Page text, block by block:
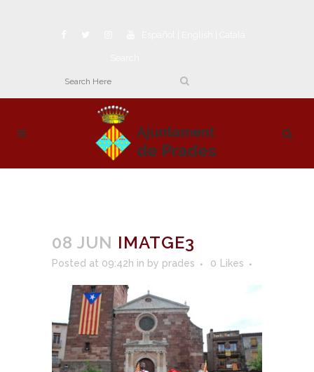
08 JUN IMATGE3
Posted at 09:42h in by prades 0 Likes